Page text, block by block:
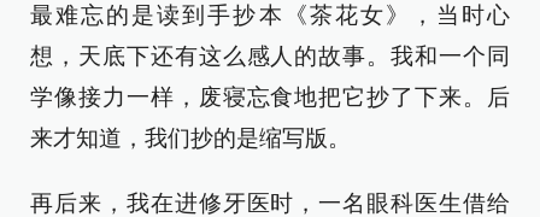
最难忘的是读到手抄本《茶花女》，当时心
想，天底下还有这么感人的故事。我和一个同
学像接力一样，废寝忘食地把它抄了下来。后
来才知道，我们抄的是缩写版。
再后来，我在进修牙医时，一名眼科医生借给